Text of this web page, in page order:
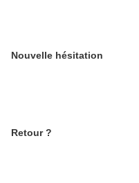
Nouvelle hésitation
Retour ?